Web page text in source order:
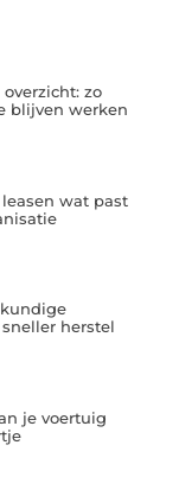
zo
blijven werken
wat past
herstel
je voertuig